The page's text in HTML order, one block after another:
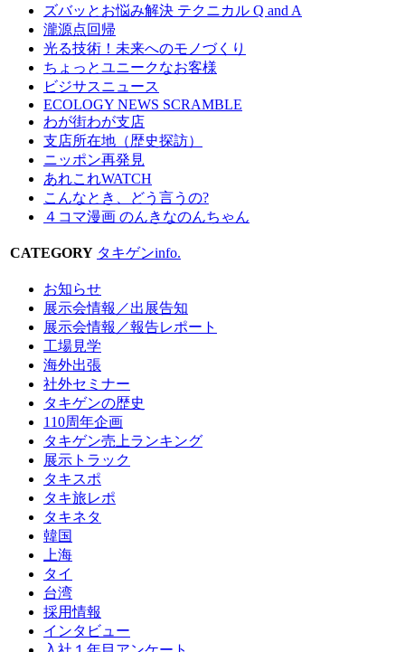
ズバッとお悩み解決 テクニカル Q and A
瀧源点回帰
光る技術！未来へのモノづくり
ちょっとユニークなお客様
ビジサスニュース
ECOLOGY NEWS SCRAMBLE
わが街わが支店
支店所在地（歴史探訪）
ニッポン再発見
あれこれWATCH
こんなとき、どう言うの?
４コマ漫画 のんきなのんちゃん
CATEGORY タキゲンinfo.
お知らせ
展示会情報／出展告知
展示会情報／報告レポート
工場見学
海外出張
社外セミナー
タキゲンの歴史
110周年企画
タキゲン売上ランキング
展示トラック
タキスポ
タキ旅レポ
タキネタ
韓国
上海
タイ
台湾
採用情報
インタビュー